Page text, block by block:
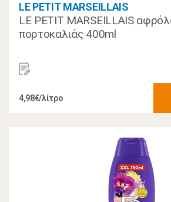
LE PETIT MARSEILLAIS
LE PETIT MARSEILLAIS
πορτοκαλιάς 400ml
4,98€/λίτρο